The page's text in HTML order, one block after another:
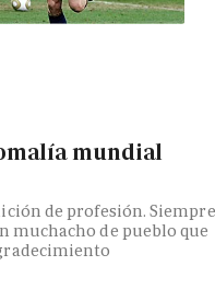
mundial
de profesión. Siempre
muchacho de pueblo que